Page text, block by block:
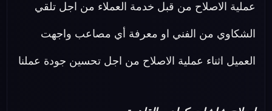
عملية الاصلاح من قبل خدمة العملاء من اجل تلقي
الشكاوي من الفني او معرفة أي مصاعب واجهت
العميل اثناء عملية الاصلاح من اجل تحسين جودة عملنا